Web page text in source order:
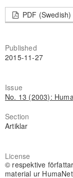
PDF (Swedish)
Published
2015-11-27
Issue
No. 13 (2003):
Section
Artiklar
License
© respektive
material ur